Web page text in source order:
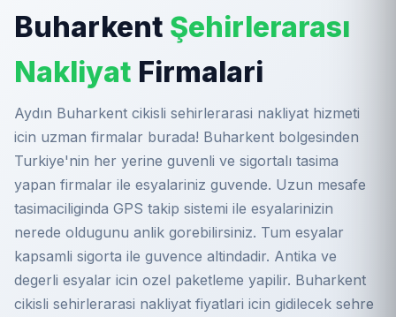
Buharkent Şehirlerarası
Nakliyat Firmalari
Aydın Buharkent cikisli sehirlerarasi nakliyat hizmeti
icin uzman firmalar burada! Buharkent bolgesinden
Turkiye'nin her yerine guvenli ve sigortalı tasima
yapan firmalar ile esyalariniz guvende. Uzun mesafe
tasimaciliginda GPS takip sistemi ile esyalarinizin
nerede oldugunu anlik gorebilirsiniz. Tum esyalar
kapsamli sigorta ile guvence altindadir. Antika ve
degerli esyalar icin ozel paketleme yapilir. Buharkent
cikisli sehirlerarasi nakliyat fiyatlari icin gidilecek sehre